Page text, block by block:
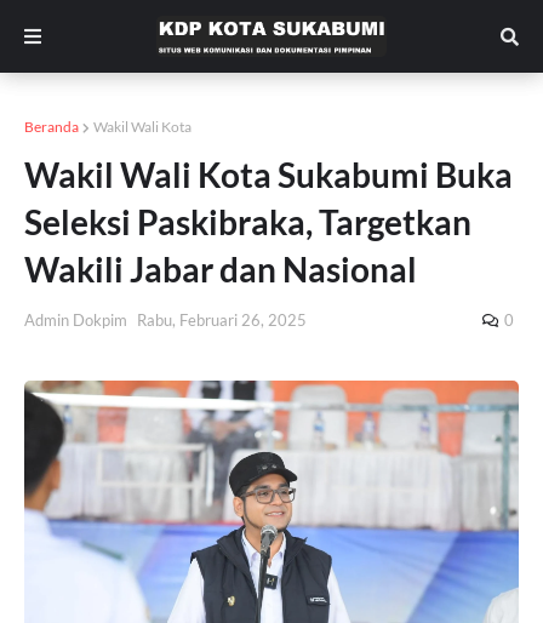
Beranda Wakil Wali Kota
Wakil Wali Kota Sukabumi Buka
Seleksi Paskibraka, Targetkan
Wakili Jabar dan Nasional
Admin Dokpim Rabu, Februari 26, 2025 0